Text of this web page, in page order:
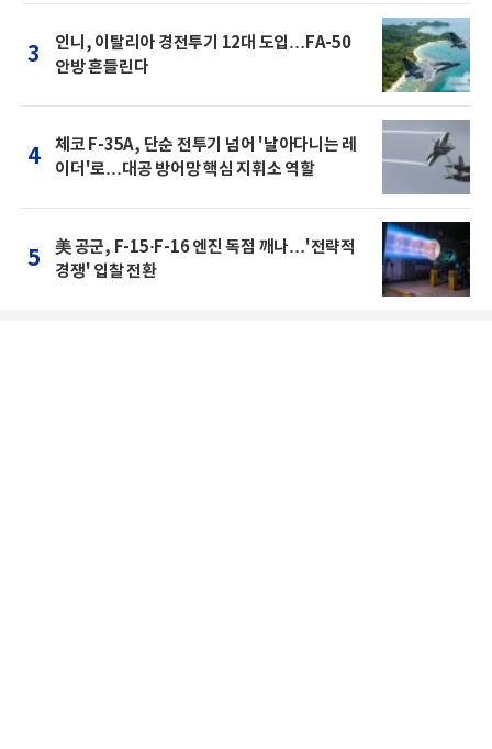
3
인니, 이탈리아 경전투기 12대 도입…FA-50
안방 흔들린다
4
체코 F-35A, 단순 전투기 넘어 '날아다니는 레
이더'로…대공 방어망 핵심 지휘소 역할
5
美 공군, F-15·F-16 엔진 독점 깨나…'전략적
경쟁' 입찰 전환